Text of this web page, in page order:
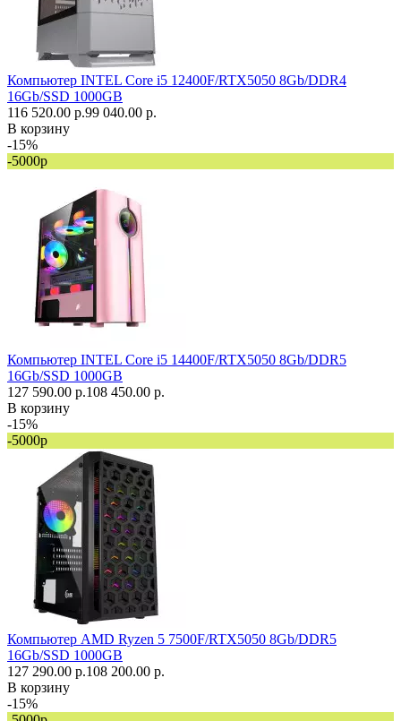
Компьютер INTEL Core i5 12400F/RTX5050 8Gb/DDR4
16Gb/SSD 1000GB
116 520.00 р.99 040.00 р.
В корзину
-15%
-5000р
Компьютер INTEL Core i5 14400F/RTX5050 8Gb/DDR5
16Gb/SSD 1000GB
127 590.00 р.108 450.00 р.
В корзину
-15%
-5000р
Компьютер AMD Ryzen 5 7500F/RTX5050 8Gb/DDR5
16Gb/SSD 1000GB
127 290.00 р.108 200.00 р.
В корзину
-15%